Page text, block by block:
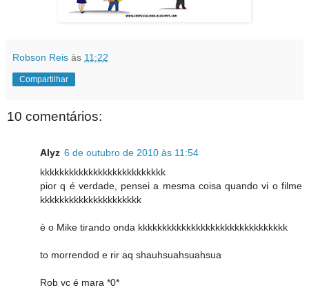
Robson Reis às 11:22
Compartilhar
10 comentários:
Alyz 6 de outubro de 2010 às 11:54
kkkkkkkkkkkkkkkkkkkkkkkkkk
pior q é verdade, pensei a mesma coisa quando vi o filme
kkkkkkkkkkkkkkkkkkkkk
è o Mike tirando onda kkkkkkkkkkkkkkkkkkkkkkkkkkkkkkk
to morrendod e rir aq shauhsuahsuahsua
Rob vc é mara *0*